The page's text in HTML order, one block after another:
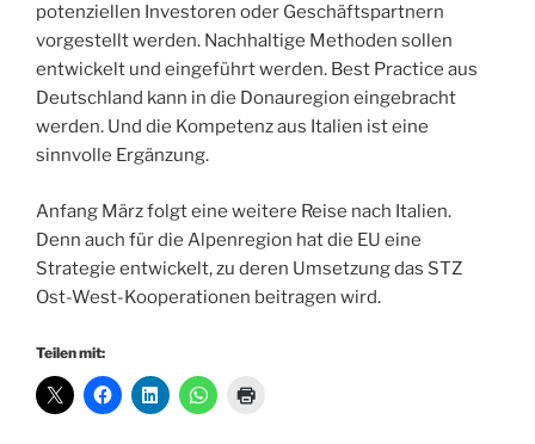
potenziellen Investoren oder Geschäftspartnern
vorgestellt werden. Nachhaltige Methoden sollen
entwickelt und eingeführt werden. Best Practice aus
Deutschland kann in die Donauregion eingebracht
werden. Und die Kompetenz aus Italien ist eine
sinnvolle Ergänzung.
Anfang März folgt eine weitere Reise nach Italien.
Denn auch für die Alpenregion hat die EU eine
Strategie entwickelt, zu deren Umsetzung das STZ
Ost-West-Kooperationen beitragen wird.
Teilen mit: